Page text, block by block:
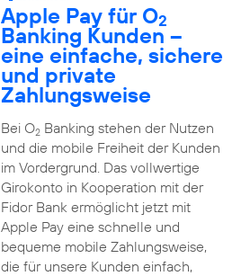
Apple Pay für O2
Banking Kunden –
eine einfache, sichere
und private
Zahlungsweise
Bei O2Banking stehen der Nutzen
und die mobile Freiheit der Kunden
im Vordergrund. Das vollwertige
Girokonto in Kooperation mit der
Fidor Bank ermöglicht jetzt mit
Apple Pay eine schnelle und
bequeme mobile Zahlungsweise,
die für unsere Kunden einfach,